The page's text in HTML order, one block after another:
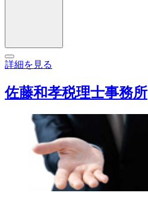
詳細を見る
佐藤和孝税理士事務所